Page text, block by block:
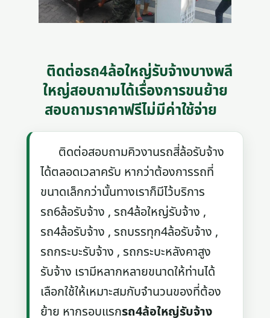
ติดต่อรถ4ล้อใหญ่รับจ้างบางพลี
ใหญ่สอบถามได้เรื่องการขนย้าย
สอบถามราคาฟรีไม่มีค่าใช้จ่าย
ติดต่อสอบถามคิวงานรถสี่ล้อรับจ้าง
ได้ตลอดเวลาครับ หากว่าต้องการรถที่
ขนาดเล็กกว่านั้นทางเราก็มีไว้บริการ
รถ6ล้อรับจ้าง , รถ4ล้อใหญ่รับจ้าง ,
รถ4ล้อรับจ้าง , รถบรรทุก4ล้อรับจ้าง ,
รถกระบะรับจ้าง , รถกระบะหลังคาสูง
รับจ้าง เรามีหลากหลายขนาดให้ท่านได้
เลือกใช้ให้เหมาะสมกับจำนวนของที่ต้อง
ย้าย หากรอบแรกรถ4ล้อใหญ่รับจ้าง